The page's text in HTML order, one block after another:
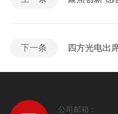
下一条 四方光电出
公司邮箱：